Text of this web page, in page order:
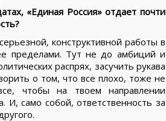
«Единая Россия» отдает почти
конструктивной работы в
пределами. Тут не до амбиций и
распрях, засучить рукава
о том, что все плохо, тоже не
чтобы на твоем направлении
И, само собой, ответственность за